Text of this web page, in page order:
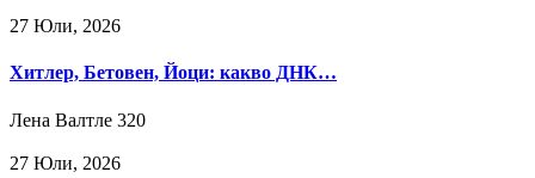
27 Юли, 2026
Хитлер, Бетовен, Йоци: какво ДНК…
Лена Валтле 320
27 Юли, 2026